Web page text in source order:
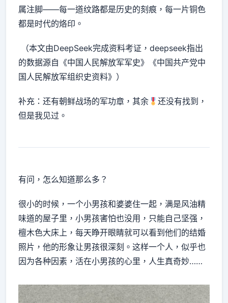
属注脚——每一道纹路都是历史的刻痕，每一片铜色
都是时代的烙印。
（本文由DeepSeek完成资料考证，deepseek指出
的数据源自《中国人民解放军军史》《中国共产党中
国人民解放军组织史资料》）
补充：还有朝鲜战场的军功章，其余
还没有找到，
但是我见过。
有问，怎么知道那么多？
很小的时候，一个小男孩和婆婆住一起，满是风油精
味道的屋子里，小男孩害怕也没用，只能自己坚强，
檀木色大床上，每天睁开眼睛就可以看到他们的结婚
照片，他的形象让男孩很深刻。这样一个人，似乎也
因为各种因素，活在小男孩的心里，人生真奇妙……